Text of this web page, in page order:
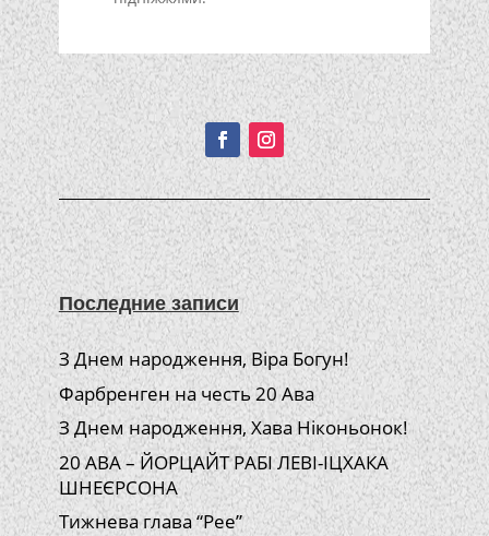
Подписывайтесь!
Последние записи
З Днем народження, Віра Богун!
Фарбренген на честь 20 Ава
З Днем народження, Хава Ніконьонок!
20 АВА – ЙОРЦАЙТ РАБІ ЛЕВІ-ІЦХАКА
ШНЕЄРСОНА
Тижнева глава “Рее”